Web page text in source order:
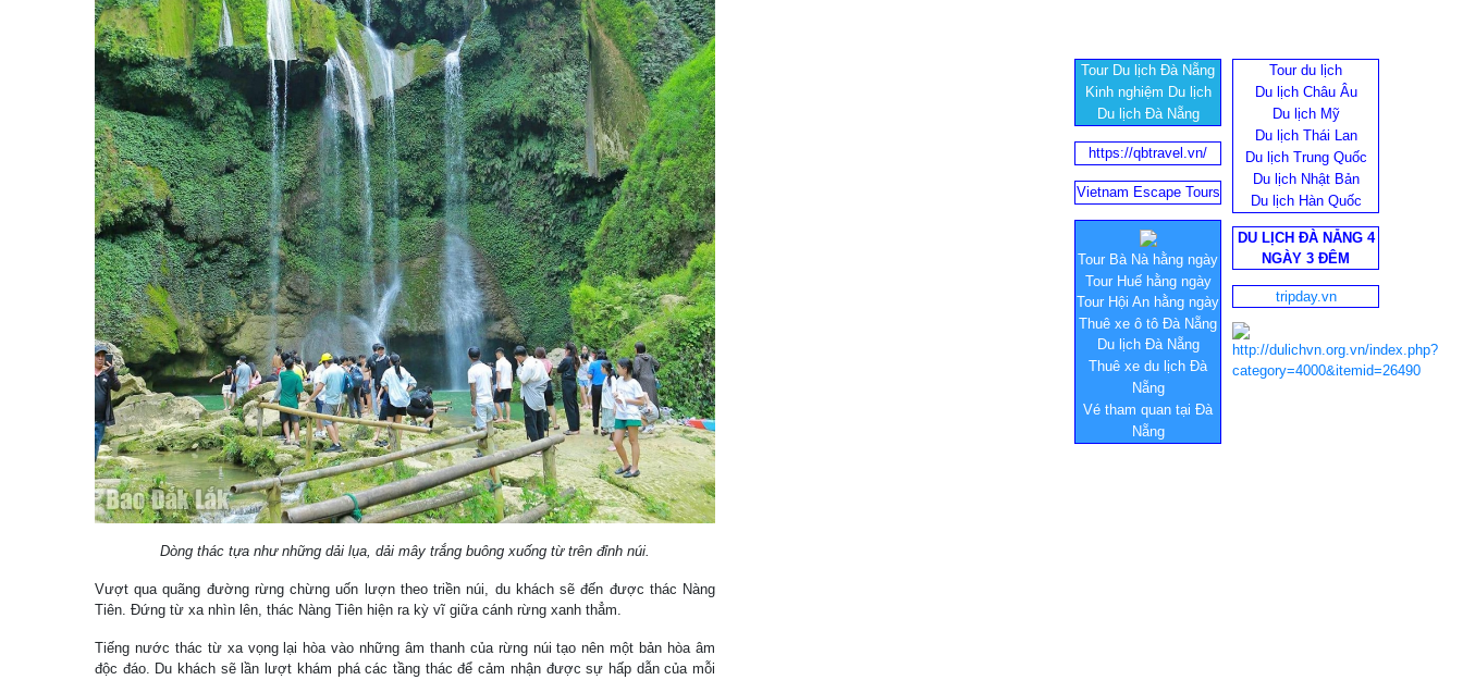
Dòng thác tựa như những dải lụa, dải mây trắng buông xuống từ trên đỉnh núi.
Vượt qua quãng đường rừng chừng uốn lượn theo triền núi, du khách sẽ đến được thác Nàng
Tiên. Đứng từ xa nhìn lên, thác Nàng Tiên hiện ra kỳ vĩ giữa cánh rừng xanh thẳm.
Tiếng nước thác từ xa vọng lại hòa vào những âm thanh của rừng núi tạo nên một bản hòa âm
độc đáo. Du khách sẽ lần lượt khám phá các tầng thác để cảm nhận được sự hấp dẫn của mỗi
Tour Du lịch Đà Nẵng
Kinh nghiệm Du lịch
Du lịch Đà Nẵng
Tour du lịch
Du lịch Châu Âu
Du lịch Mỹ
Du lịch Thái Lan
Du lịch Trung Quốc
Du lịch Nhật Bản
Du lịch Hàn Quốc
https://qbtravel.vn/
Vietnam Escape Tours
Tour Bà Nà hằng ngày
Tour Huế hằng ngày
Tour Hội An hằng ngày
Thuê xe ô tô Đà Nẵng
Du lịch Đà Nẵng
Thuê xe du lịch Đà
Nẵng
Vé tham quan tại Đà
Nẵng
DU LỊCH ĐÀ NẴNG 4
NGÀY 3 ĐÊM
tripday.vn